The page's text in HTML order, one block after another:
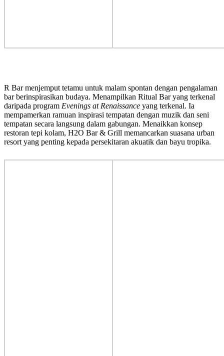
R Bar menjemput tetamu untuk malam spontan dengan pengalaman
bar berinspirasikan budaya. Menampilkan Ritual Bar yang terkenal
daripada program Evenings at Renaissance yang terkenal. Ia
mempamerkan ramuan inspirasi tempatan dengan muzik dan seni
tempatan secara langsung dalam gabungan. Menaikkan konsep
restoran tepi kolam, H2O Bar & Grill memancarkan suasana urban
resort yang penting kepada persekitaran akuatik dan bayu tropika.